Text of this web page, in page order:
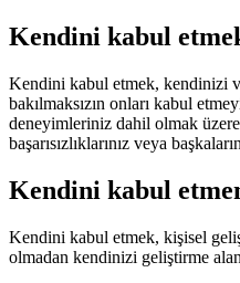
Kendini kabul
Kendini kabul etmek, kendinizi
bakılmaksızın onları kabul
deneyimleriniz dahil olmak üzere
başarısızlıklarınız veya
Kendini kabul
Kendini kabul etmek, kişisel
olmadan kendinizi geliştirme